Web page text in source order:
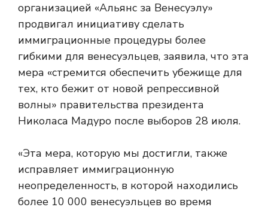
организацией «Альянс за Венесуэлу»
продвигал инициативу сделать
иммиграционные процедуры более
гибкими для венесуэльцев, заявила, что эта
мера «стремится обеспечить убежище для
тех, кто бежит от новой репрессивной
волны» правительства президента
Николаса Мадуро после выборов 28 июля.
«Эта мера, которую мы достигли, также
исправляет иммиграционную
неопределенность, в которой находились
более 10 000 венесуэльцев во время